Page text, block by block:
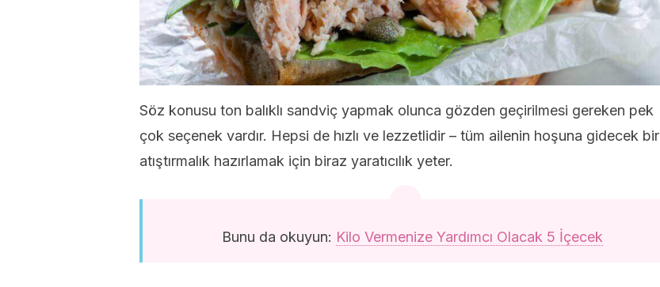
Söz konusu ton balıklı sandviç yapmak olunca gözden geçirilmesi gereken pek
çok seçenek vardır. Hepsi de hızlı ve lezzetlidir – tüm ailenin hoşuna gidecek bir
atıştırmalık hazırlamak için biraz yaratıcılık yeter.
Bunu da okuyun: Kilo Vermenize Yardımcı Olacak 5 İçecek